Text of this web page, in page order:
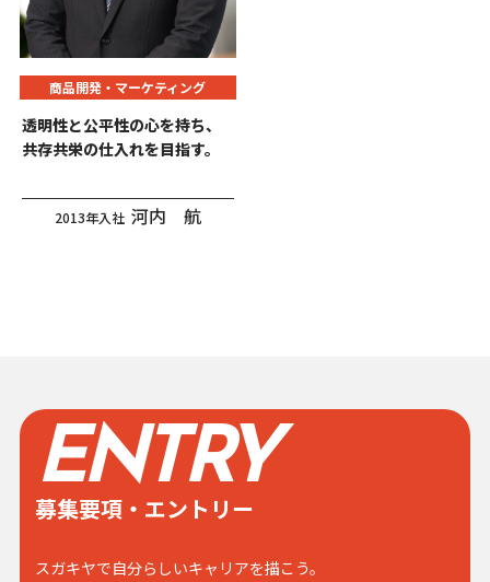
商品開発・マーケティング
透明性と公平性の心を持ち、
共存共栄の仕入れを目指す。
2013年入社 河内 航
ENTRY
募集要項・エントリー
スガキヤで自分らしいキャリアを描こう。